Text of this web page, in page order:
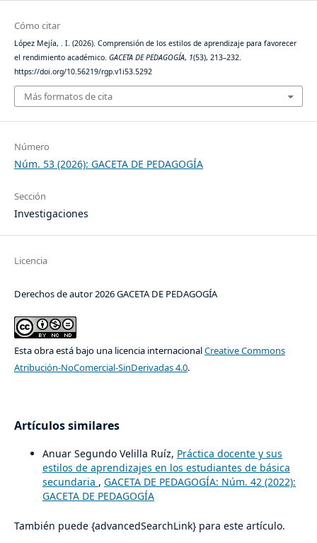
Cómo citar
López Mejía, . I. (2026). Comprensión de los estilos de aprendizaje para favorecer
el rendimiento académico. GACETA DE PEDAGOGÍA, 1(53), 213–232.
https://doi.org/10.56219/rgp.v1i53.5292
Más formatos de cita
Número
Núm. 53 (2026): GACETA DE PEDAGOGÍA
Sección
Investigaciones
Licencia
Derechos de autor 2026 GACETA DE PEDAGOGÍA
Esta obra está bajo una licencia internacionalCreative Commons
Atribución-NoComercial-SinDerivadas 4.0.
Artículos similares
Anuar Segundo Velilla Ruíz, Práctica docente y sus
estilos de aprendizajes en los estudiantes de básica
secundaria , GACETA DE PEDAGOGÍA: Núm. 42 (2022):
GACETA DE PEDAGOGÍA
También puede {advancedSearchLink} para este artículo.